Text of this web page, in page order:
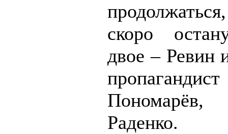
скоро
двое – Ревин
Раденко.